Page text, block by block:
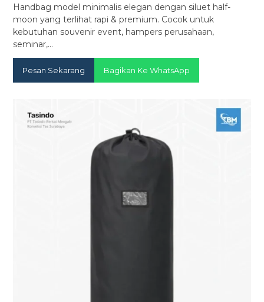
Handbag model minimalis elegan dengan siluet half-
moon yang terlihat rapi & premium. Cocok untuk
kebutuhan souvenir event, hampers perusahaan,
seminar,…
Pesan Sekarang Bagikan Ke WhatsApp